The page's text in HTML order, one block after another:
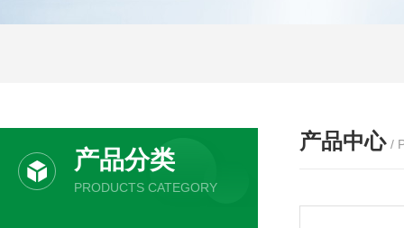
产品中心 /
产品分类
PRODUCTS CATEGORY